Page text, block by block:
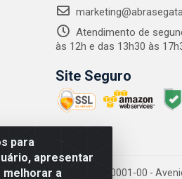
para
apresentar
melhorar a
Atendimento de
às 12h e das 13h30 às
Site Seguro
- CNPJ: 10.894.768/0001-00 -